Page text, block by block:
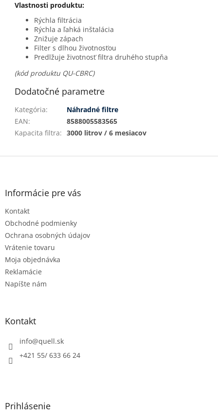
Vlastnosti produktu:
Rýchla filtrácia
Rýchla a ľahká inštalácia
Znižuje zápach
Filter s dlhou životnosťou
Predlžuje životnosť filtra druhého stupňa
(kód produktu QU-CBRC)
Dodatočné parametre
Kategória:
Náhradné filtre
EAN:
8588005583565
Kapacita filtra: 3000 litrov / 6 mesiacov
Z
Informácie pre vás
Kontakt
Obchodné podmienky
Ochrana osobných údajov
Vrátenie tovaru
Moja objednávka
Reklamácie
Napíšte nám
Kontakt
info@quell.sk
+421 55/ 633 66 24
Prihlásenie